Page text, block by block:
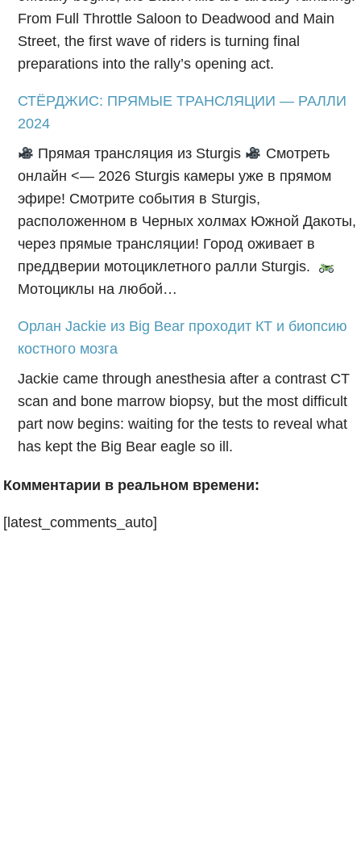
From Full Throttle Saloon to Deadwood and Main
Street, the first wave of riders is turning final
preparations into the rally’s opening act.
СТЁРДЖИС: ПРЯМЫЕ ТРАНСЛЯЦИИ — РАЛЛИ
2024
Прямая трансляция из Sturgis
Смотреть
онлайн <— 2026 Sturgis камеры уже в прямом
эфире! Смотрите события в Sturgis,
расположенном в Черных холмах Южной Дакоты,
через прямые трансляции! Город оживает в
преддверии мотоциклетного ралли Sturgis.
Мотоциклы на любой…
Орлан Jackie из Big Bear проходит КТ и биопсию
костного мозга
Jackie came through anesthesia after a contrast CT
scan and bone marrow biopsy, but the most difficult
part now begins: waiting for the tests to reveal what
has kept the Big Bear eagle so ill.
Комментарии в реальном времени:
[latest_comments_auto]